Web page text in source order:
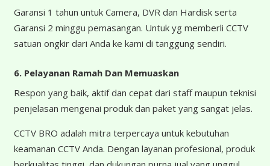
Garansi 1 tahun untuk Camera, DVR dan Hardisk serta
Garansi 2 minggu pemasangan. Untuk yg memberli CCTV
satuan ongkir dari Anda ke kami di tanggung sendiri.
6. Pelayanan Ramah Dan Memuaskan
Respon yang baik, aktif dan cepat dari staff maupun teknisi
penjelasan mengenai produk dan paket yang sangat jelas.
CCTV BRO adalah mitra terpercaya untuk kebutuhan
keamanan CCTV Anda. Dengan layanan profesional, produk